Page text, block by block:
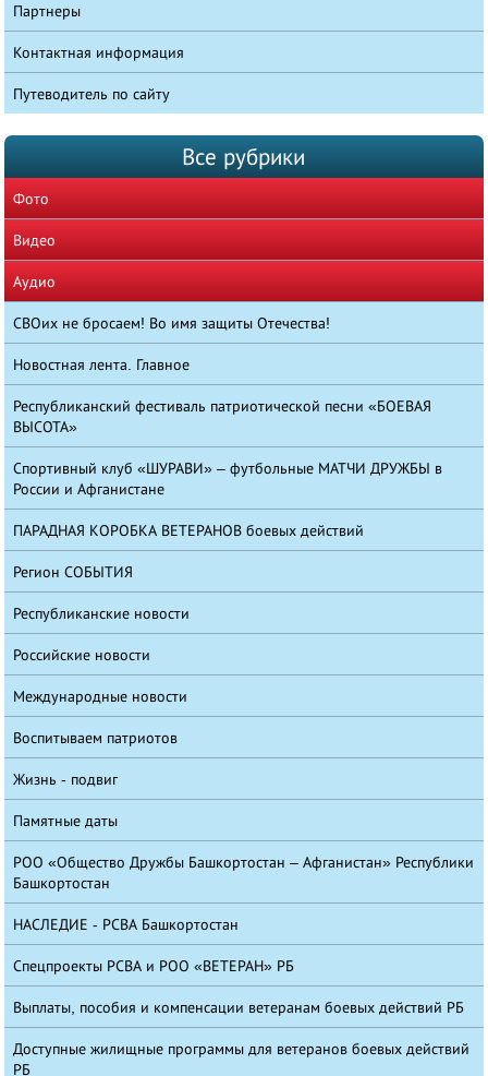
Партнеры
Контактная информация
Путеводитель по сайту
Все рубрики
Фото
Видео
Аудио
СВОих не бросаем! Во имя защиты Отечества!
Новостная лента. Главное
Республиканский фестиваль патриотической песни «БОЕВАЯ
ВЫСОТА»
Спортивный клуб «ШУРАВИ» – футбольные МАТЧИ ДРУЖБЫ в
России и Афганистане
ПАРАДНАЯ КОРОБКА ВЕТЕРАНОВ боевых действий
Регион СОБЫТИЯ
Республиканские новости
Российские новости
Международные новости
Воспитываем патриотов
Жизнь - подвиг
Памятные даты
РОО «Общество Дружбы Башкортостан – Афганистан» Республики
Башкортостан
НАСЛЕДИЕ - РСВА Башкортостан
Спецпроекты РСВА и РОО «ВЕТЕРАН» РБ
Выплаты, пособия и компенсации ветеранам боевых действий РБ
Доступные жилищные программы для ветеранов боевых действий
РБ